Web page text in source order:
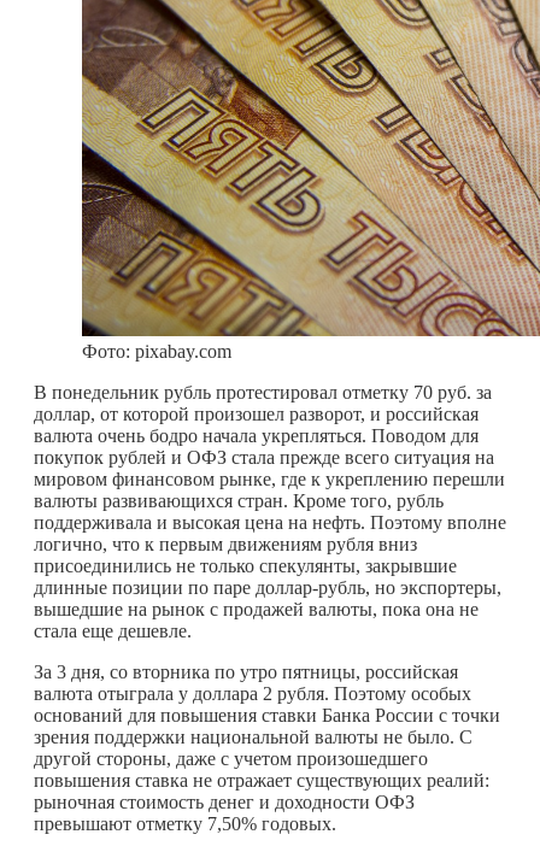
Фото: pixabay.com
В понедельник рубль протестировал отметку 70 руб. за
доллар, от которой произошел разворот, и российская
валюта очень бодро начала укрепляться. Поводом для
покупок рублей и ОФЗ стала прежде всего ситуация на
мировом финансовом рынке, где к укреплению перешли
валюты развивающихся стран. Кроме того, рубль
поддерживала и высокая цена на нефть. Поэтому вполне
логично, что к первым движениям рубля вниз
присоединились не только спекулянты, закрывшие
длинные позиции по паре доллар-рубль, но экспортеры,
вышедшие на рынок с продажей валюты, пока она не
стала еще дешевле.
За 3 дня, со вторника по утро пятницы, российская
валюта отыграла у доллара 2 рубля. Поэтому особых
оснований для повышения ставки Банка России с точки
зрения поддержки национальной валюты не было. С
другой стороны, даже с учетом произошедшего
повышения ставка не отражает существующих реалий:
рыночная стоимость денег и доходности ОФЗ
превышают отметку 7,50% годовых.